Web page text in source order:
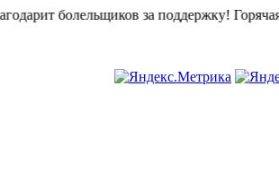
за поддержку!Горячая линия "БК